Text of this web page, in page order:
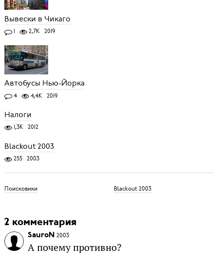
Вывески в Чикаго
1 2,7K 2019
Автобусы Нью-Йорка
4 4,4K 2019
Налоги
1,3K 2012
Blackout 2003
255 2003
Поисковики Blackout 2003
2 комментария
SauroN 2003
А почему противно?